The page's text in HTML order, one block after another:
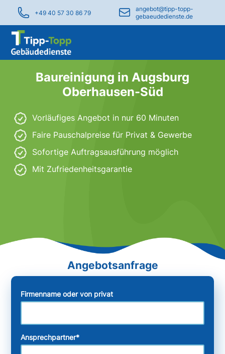
+49 40 57 30 86 79
angebot@tipp-topp-
gebaeudedienste.de
Baureinigung in Augsburg
Oberhausen-Süd
Vorläufiges Angebot in nur 60 Minuten
Faire Pauschalpreise für Privat & Gewerbe
Sofortige Auftragsausführung möglich
Mit Zufriedenheitsgarantie
Firmenname oder von privat
Ansprechpartner*